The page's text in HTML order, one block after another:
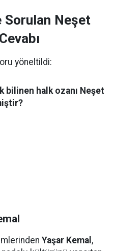
Sorulan Neşet
yöneltildi:
bilinen halk ozanı Neşet
Yaşar Kemal ,